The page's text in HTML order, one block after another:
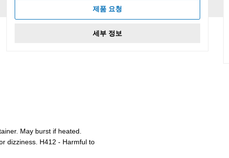
제품 요청
세부 정보
May burst if heated.
dizziness. H412 - Harmful to